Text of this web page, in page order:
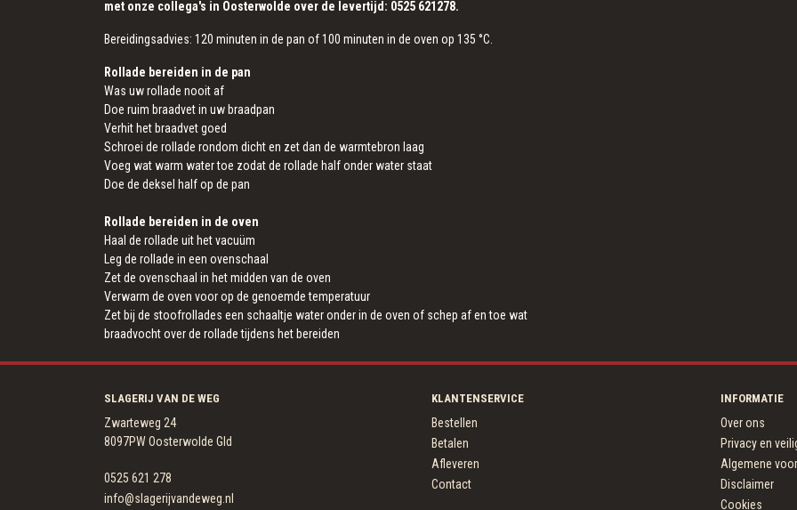
met onze collega's in Oosterwolde over de levertijd: 0525 621278.
Bereidingsadvies: 120 minuten in de pan of 100 minuten in de oven op 135 °C.
Rollade bereiden in de pan
Was uw rollade nooit af
Doe ruim braadvet in uw braadpan
Verhit het braadvet goed
Schroei de rollade rondom dicht en zet dan de warmtebron laag
Voeg wat warm water toe zodat de rollade half onder water staat
Doe de deksel half op de pan
Rollade bereiden in de oven
Haal de rollade uit het vacuüm
Leg de rollade in een ovenschaal
Zet de ovenschaal in het midden van de oven
Verwarm de oven voor op de genoemde temperatuur
Zet bij de stoofrollades een schaaltje water onder in de oven of schep af en toe wat
braadvocht over de rollade tijdens het bereiden
SLAGERIJ VAN DE WEG
Zwarteweg 24
8097PW Oosterwolde Gld
0525 621 278
info@slagerijvandeweg.nl
KLANTENSERVICE
Bestellen
Betalen
Afleveren
Contact
INFORMATIE
Over ons
Privacy en
Algemene
Disclaimer
Cookies